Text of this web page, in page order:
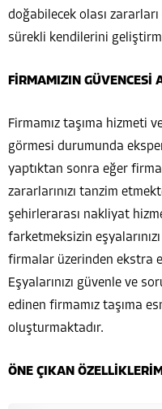
doğabilecek olası
sürekli kendilerini
FİRMAMIZIN GÜVENCESİ
Firmamız taşıma hizmeti
görmesi durumunda
yaptıktan sonra eğer
zararlarınızı tanzim
şehirlerarası nakliyat
farketmeksizin
firmalar üzerinden ekstra
Eşyalarınızı güvenle ve
edinen firmamız taşıma
oluşturmaktadır.
ÖNE ÇIKAN